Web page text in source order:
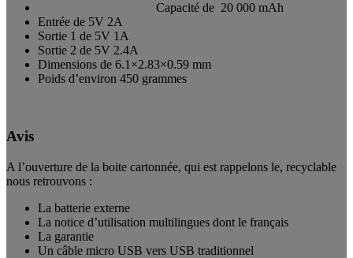
Capacité de 20 000 mAh
Entrée de 5V 2A
Sortie 1 de 5V 1A
Sortie 2 de 5V 2.4A
Dimensions de 6.1×2.83×0.59 mm
Poids d’environ 450 grammes
Avis
A l’ouverture de la boite cartonnée, qui est rappelons le, recyclable
nous retrouvons :
La batterie externe
La notice d’utilisation multilingues dont le français
La garantie
Un câble micro USB vers USB traditionnel